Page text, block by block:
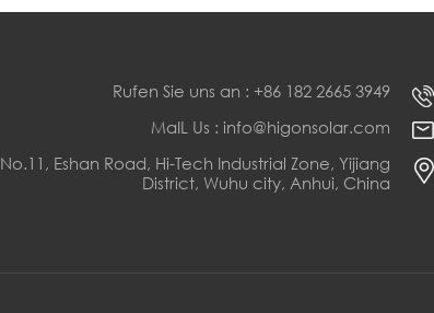
Rufen Sie uns an : +86 182 2665 3949
MaIL Us : info@higonsolar.com
No.11, Eshan Road, Hi-Tech Industrial Zone, Yijiang
District, Wuhu city, Anhui, China